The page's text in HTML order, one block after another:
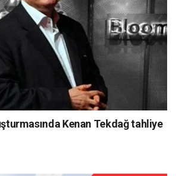
Kenan Tekdağ tahliye